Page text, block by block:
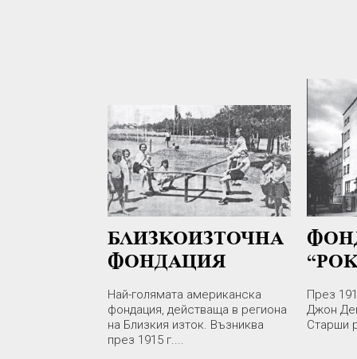
БЛИЗКОИЗТОЧНА
ФОНДАЦИЯ
Най-голямата американска
фондация, действаща в региона
на Близкия изток. Възниква
през 1915 г....
През
Джон
Старши